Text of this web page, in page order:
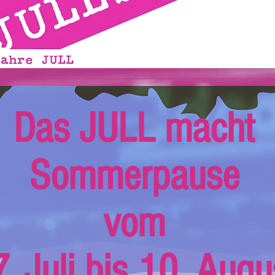
Das JULL macht
Sommerpause
vom